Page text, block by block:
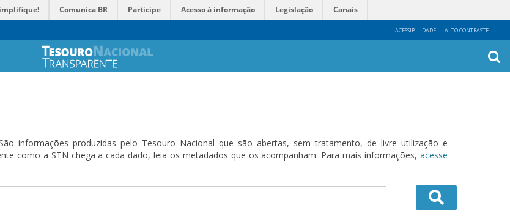
ACESSIBILIDADE ALTO CONTRASTE
Comunica BR Participe Acesso à informação Legislação Canais
informações produzidas pelo Tesouro Nacional que são abertas, sem tratamento, de livre utilização e
como a STN chega a cada dado, leia os metadados que os acompanham. Para mais informações, acesse